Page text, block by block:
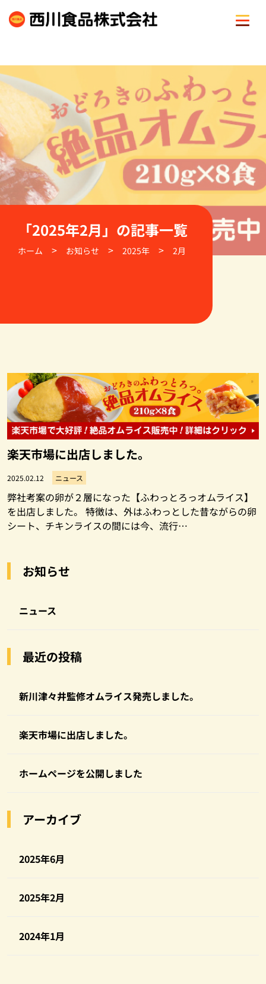
Skip
to
content
「2025年2月」の記事一覧
ホーム > お知らせ > 2025年 > 2月
楽天市場に出店しました。
2025.02.12 ニュース
弊社考案の卵が２層になった【ふわっとろっオムライス】
を出店しました。 特徴は、外はふわっとした昔ながらの卵
シート、チキンライスの間には今、流行…
お知らせ
ニュース
最近の投稿
新川津々井監修オムライス発売しました。
楽天市場に出店しました。
ホームページを公開しました
アーカイブ
2025年6月
2025年2月
2024年1月